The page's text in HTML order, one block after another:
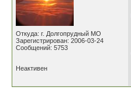
Откуда: г. Долгопрудный МО
Зарегистрирован: 2006-03-24
Сообщений: 5753
Неактивен